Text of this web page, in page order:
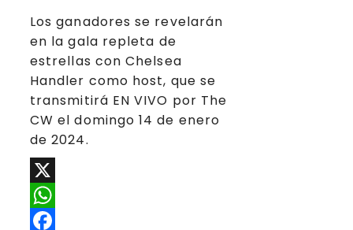
Los ganadores se revelarán
en la gala repleta de
estrellas con Chelsea
Handler como host, que se
transmitirá EN VIVO por The
CW el domingo 14 de enero
de 2024.
X
WhatsApp